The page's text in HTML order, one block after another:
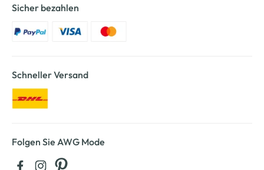
Sicher bezahlen
Schneller Versand
Folgen Sie AWG Mode